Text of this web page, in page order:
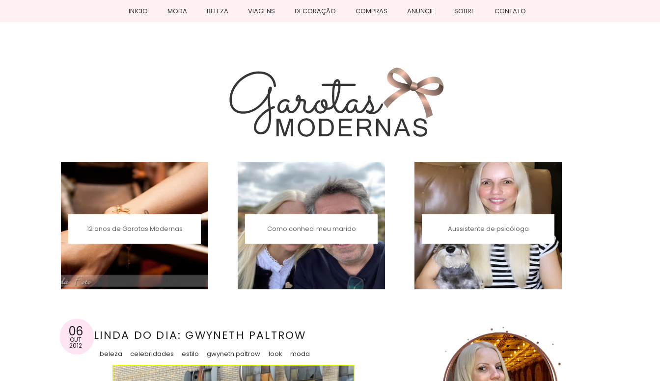
INICIO MODA BELEZA VIAGENS DECORAÇÃO COMPRAS ANUNCIE SOBRE CONTATO
12 anos de Garotas Modernas Como conheci meu marido Aussistente de psicóloga
06
OUT
2012
LINDA DO DIA: GWYNETH PALTROW
beleza celebridades estilo gwyneth paltrow look moda